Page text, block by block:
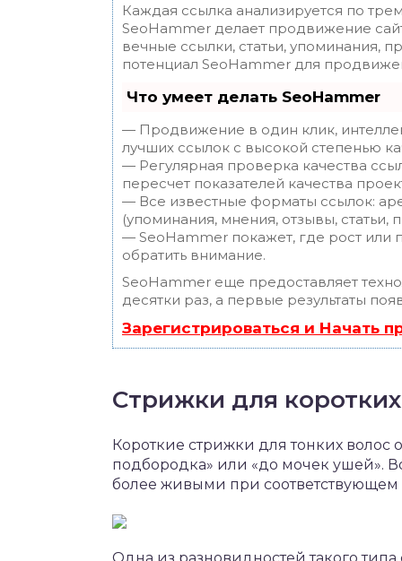
Каждая ссылка анализируется по
SeoHammer делает продвижение
вечные ссылки, статьи, упоминания,
потенциал SeoHammer для
Что умеет делать SeoHammer
— Продвижение в один клик,
лучших ссылок с высокой степенью
— Регулярная проверка качества
пересчет показателей качества
— Все известные форматы ссылок:
(упоминания, мнения, отзывы, статьи,
— SeoHammer покажет, где рост или
обратить внимание.
SeoHammer еще предоставляет
десятки раз, а первые результаты
Зарегистрироваться и Начать
Стрижки для
Короткие стрижки для тонких волос
подбородка» или «до мочек ушей».
более живыми при
Одна из разновидностей такого